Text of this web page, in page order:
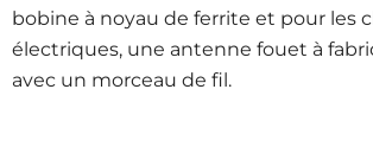
bobine à noyau de ferrite et pour les
électriques, une antenne fouet à
avec un morceau de fil.